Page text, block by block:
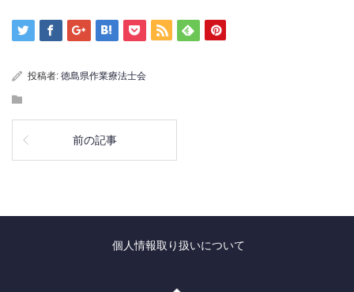
投稿者: 徳島県作業療法士会
前の記事
個人情報取り扱いについて